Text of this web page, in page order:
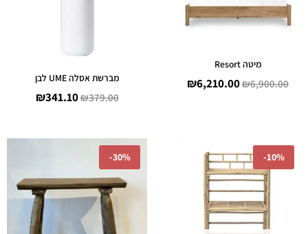
מיטה Resort
₪6,900.00
₪6,210.00 מברשת אסלה UME לבן
₪379.00
₪341.10
10%
-
המקורי
היה:
₪790.00.
30%
-
היה:
₪1,190.00.
הוא: